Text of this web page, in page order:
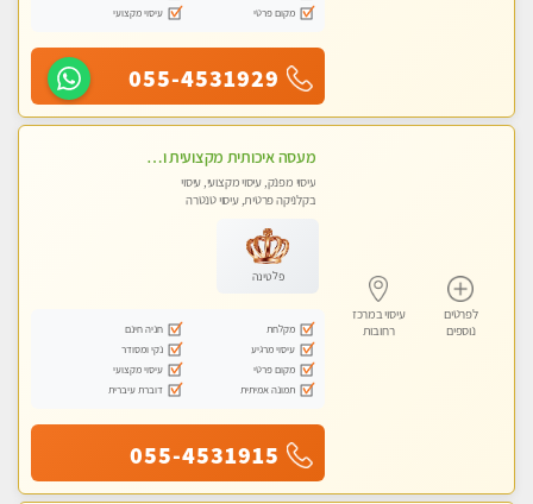
מקום פרטי
עיסוי מקצועי
055-4531929
לפרטים
נוספים
עיסוי במרכז
רחובות
מעסה איכותית מקצועית ומפנקת
עיסוי מפנק, עיסוי מקצועי, עיסוי
בקלניקה פרטית, עיסוי טנטרה
פלטינה
מקלחת
חניה חינם
עיסוי מרגיע
נקי ומסודר
מקום פרטי
עיסוי מקצועי
תמונה אמיתית
דוברת עיברית
055-4531915